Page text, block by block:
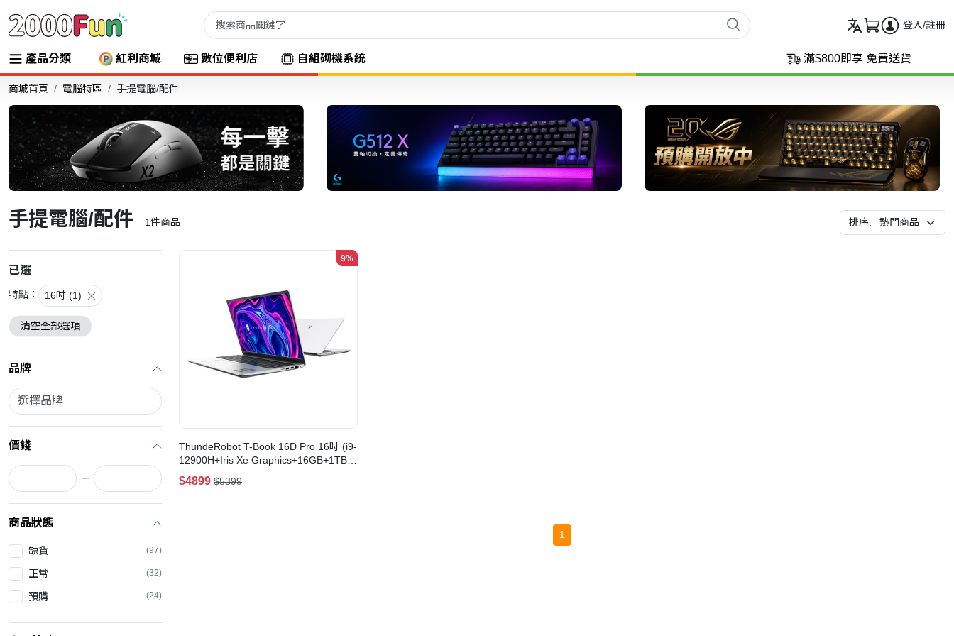
登入/註冊
產品分類 紅利商城 數位便利店 自組砌機系統 滿$800即享 免費送貨
商城首頁 電腦特區 手提電腦/配件
手提電腦/配件 1件商品 排序:
已選
特點： 16吋 (1)
清空全部選項
品牌
價錢
商品狀態
缺貨 (97)
正常 (32)
預購 (24)
9%
ThundeRobot T-Book 16D Pro 16吋 (i9-
12900H+Iris Xe Graphics+16GB+1TB)
手提電腦
$4899 $5399
1